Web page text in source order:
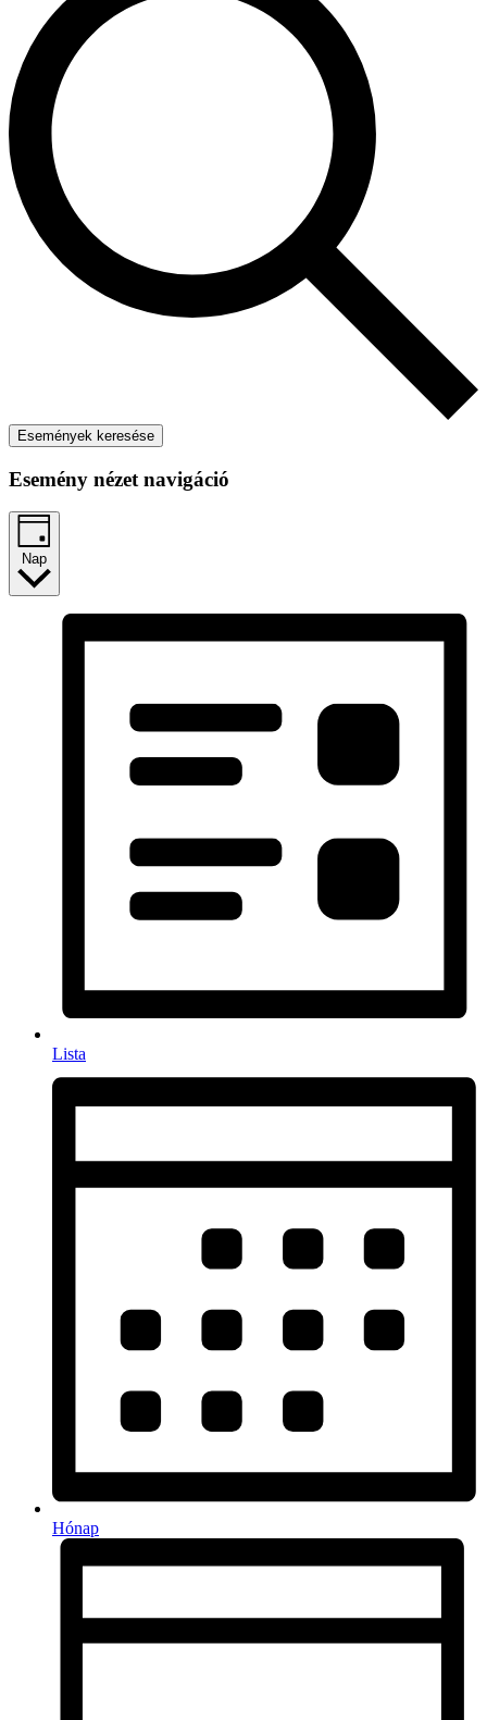
Események keresése
Esemény nézet navigáció
Nap
Lista
Hónap